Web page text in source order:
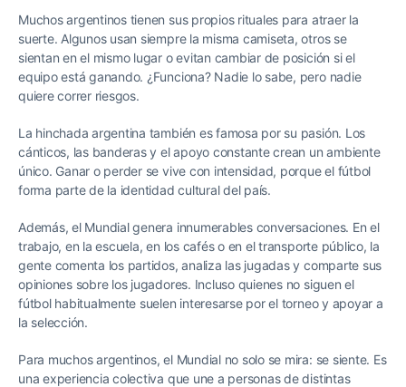
Muchos argentinos tienen sus propios rituales para atraer la
suerte. Algunos usan siempre la misma camiseta, otros se
sientan en el mismo lugar o evitan cambiar de posición si el
equipo está ganando. ¿Funciona? Nadie lo sabe, pero nadie
quiere correr riesgos.
La hinchada argentina también es famosa por su pasión. Los
cánticos, las banderas y el apoyo constante crean un ambiente
único. Ganar o perder se vive con intensidad, porque el fútbol
forma parte de la identidad cultural del país.
Además, el Mundial genera innumerables conversaciones. En el
trabajo, en la escuela, en los cafés o en el transporte público, la
gente comenta los partidos, analiza las jugadas y comparte sus
opiniones sobre los jugadores. Incluso quienes no siguen el
fútbol habitualmente suelen interesarse por el torneo y apoyar a
la selección.
Para muchos argentinos, el Mundial no solo se mira: se siente. Es
una experiencia colectiva que une a personas de distintas